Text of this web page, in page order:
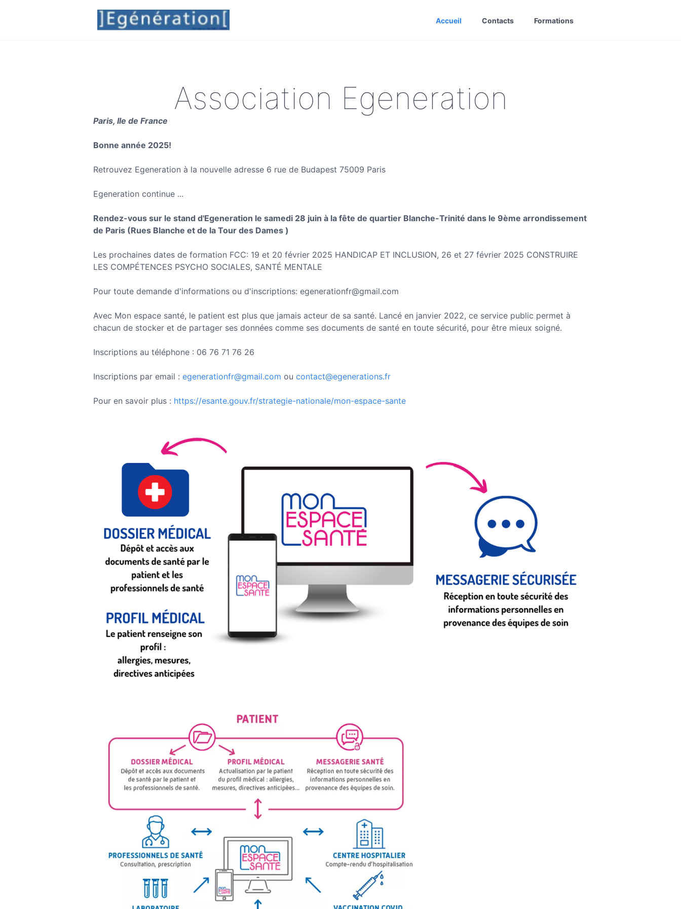
Accueil Contacts Formations
Association Egeneration
Paris, Ile de France
Bonne année 2025!
Retrouvez Egeneration à la nouvelle adresse 6 rue de Budapest 75009 Paris
Egeneration continue ...
Rendez-vous sur le stand d'Egeneration le samedi 28 juin à la fête de quartier Blanche-Trinité dans le 9ème arrondissement
de Paris (Rues Blanche et de la Tour des Dames )
Les prochaines dates de formation FCC: 19 et 20 février 2025 HANDICAP ET INCLUSION, 26 et 27 février 2025 CONSTRUIRE
LES COMPÉTENCES PSYCHO SOCIALES, SANTÉ MENTALE
Pour toute demande d'informations ou d'inscriptions: egenerationfr@gmail.com
Avec Mon espace santé, le patient est plus que jamais acteur de sa santé. Lancé en janvier 2022, ce service public permet à
chacun de stocker et de partager ses données comme ses documents de santé en toute sécurité, pour être mieux soigné.
Inscriptions au téléphone : 06 76 71 76 26
Inscriptions par email : egenerationfr@gmail.com ou contact@egenerations.fr
Pour en savoir plus : https://esante.gouv.fr/strategie-nationale/mon-espace-sante